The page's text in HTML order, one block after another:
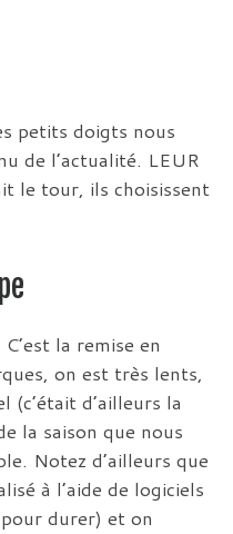
petits doigts nous
de l’actualité. LEUR
le tour, ils choisissent
la remise en
on est très lents,
(c’était d’ailleurs la
la saison que nous
Notez d’ailleurs que
à l’aide de logiciels
durer) et on